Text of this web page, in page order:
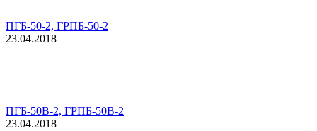
ПГБ-50-2, ГРПБ-50-2
23.04.2018
ПГБ-50В-2, ГРПБ-50В-2
23.04.2018